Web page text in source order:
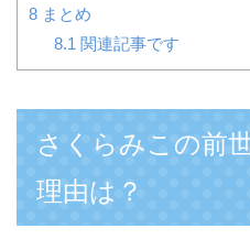
8 まとめ
8.1 関連記事です
さくらみこの前
理由は？